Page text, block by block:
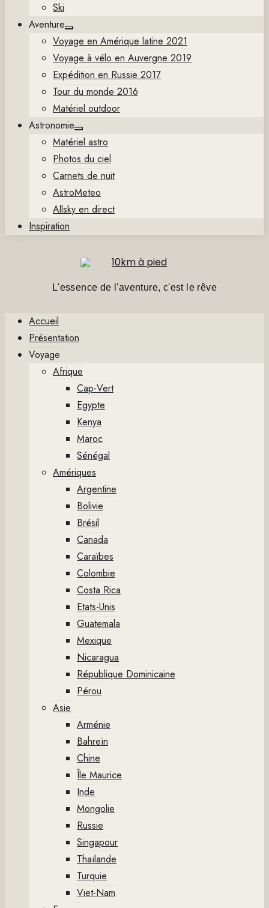
Ski
Aventure
Show
sub
menu
Voyage en Amérique latine 2021
Voyage à vélo en Auvergne 2019
Expédition en Russie 2017
Tour du monde 2016
Matériel outdoor
Astronomie
Show
sub
menu
Matériel astro
Photos du ciel
Carnets de nuit
AstroMeteo
Allsky en direct
Inspiration
L'essence de l'aventure, c'est le rêve
Accueil
Présentation
Voyage
Afrique
Cap-Vert
Egypte
Kenya
Maroc
Sénégal
Amériques
Argentine
Bolivie
Brésil
Canada
Caraïbes
Colombie
Costa Rica
Etats-Unis
Guatemala
Mexique
Nicaragua
République Dominicaine
Pérou
Asie
Arménie
Bahreïn
Chine
Île Maurice
Inde
Mongolie
Russie
Singapour
Thaïlande
Turquie
Viet-Nam